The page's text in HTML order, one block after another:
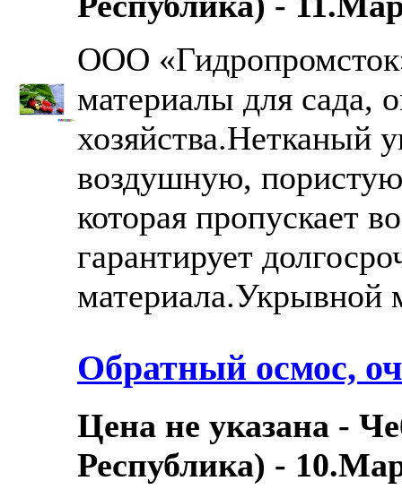
ООО
материалы для сада,
хозяйства.Нетканый
воздушную,
которая пропускает
гарантирует
материала.Укрывной
Обратный осмос,
Цена не указана -
Республика) -